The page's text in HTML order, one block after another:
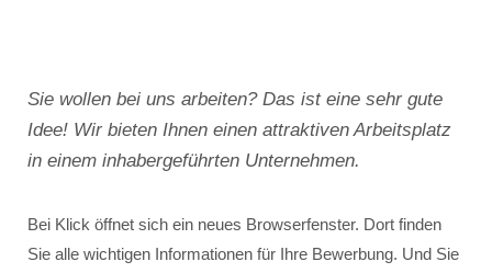
Sie wollen bei uns arbeiten? Das ist eine sehr gute
Idee! Wir bieten Ihnen einen attraktiven Arbeitsplatz
in einem inhabergeführten Unternehmen.
Bei Klick öffnet sich ein neues Browserfenster. Dort finden
Sie alle wichtigen Informationen für Ihre Bewerbung. Und Sie